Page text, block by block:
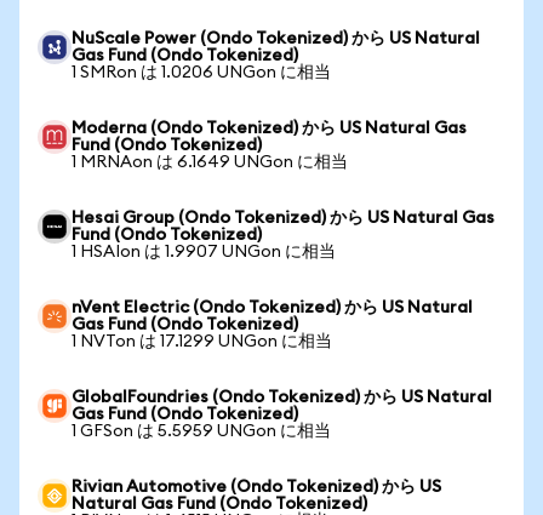
NuScale Power (Ondo Tokenized) から US Natural
Gas Fund (Ondo Tokenized)
1 SMRon は 1.0206 UNGon に相当
Moderna (Ondo Tokenized) から US Natural Gas
Fund (Ondo Tokenized)
1 MRNAon は 6.1649 UNGon に相当
Hesai Group (Ondo Tokenized) から US Natural Gas
Fund (Ondo Tokenized)
1 HSAIon は 1.9907 UNGon に相当
nVent Electric (Ondo Tokenized) から US Natural
Gas Fund (Ondo Tokenized)
1 NVTon は 17.1299 UNGon に相当
GlobalFoundries (Ondo Tokenized) から US Natural
Gas Fund (Ondo Tokenized)
1 GFSon は 5.5959 UNGon に相当
Rivian Automotive (Ondo Tokenized) から US
Natural Gas Fund (Ondo Tokenized)